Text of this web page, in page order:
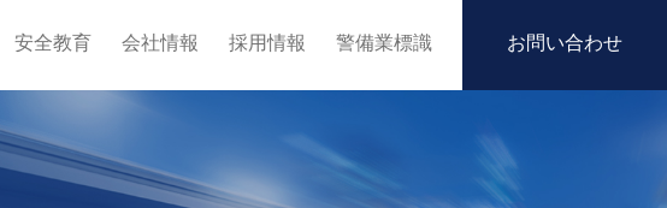
安全教育 会社情報 採用情報 警備業標識 お問い合わせ